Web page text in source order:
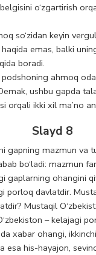
o‘zgartirish
so‘zidan keyin
emas, balki
boradi.
ahmoq
ushbu gapda
orqali ikki xil ma’no
Slayd 8
gapning mazmun va
bo‘ladi: mazmun
gaplarning ohangini
porloq davlatdir.
Mustaqil
– kelajagi
xabar ohangi,
esa his-hayajon,